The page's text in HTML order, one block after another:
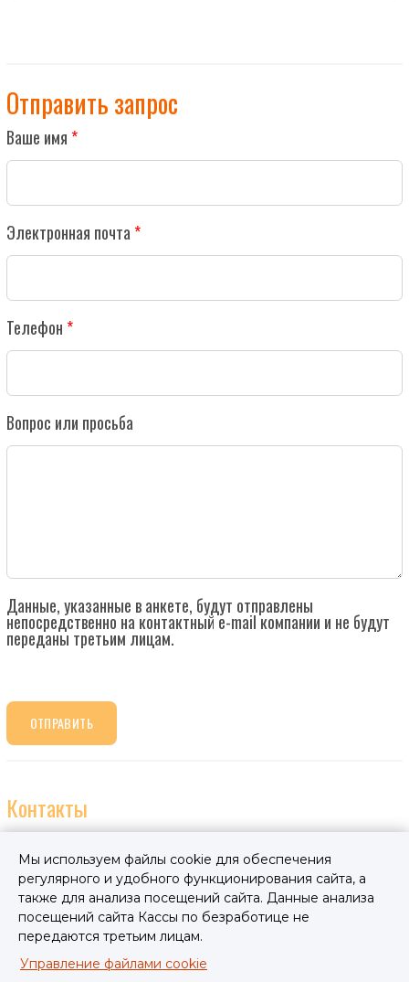
Отправить запрос
Ваше имя
Электронная почта
Телефон
Вопрос или просьба
Данные, указанные в анкете, будут отправлены
непосредственно на контактный e-mail компании и не будут
переданы третьим лицам.
ОТПРАВИТЬ
Контакты
Kipsivalu OÜ
+3725263620
info@kipsivalu.ee
www.kipsivalu.ee
11, Kurvi tee, Püha, Püha küla, Saue vald, Harju
Мы используем файлы cookie для обеспечения
регулярного и удобного функционирования сайта, а
также для анализа посещений сайта. Данные анализа
посещений сайта Кассы по безработице не
передаются третьим лицам.
Управление файлами cookie